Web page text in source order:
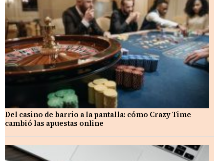
Del casino de barrio a la pantalla: cómo Crazy Time
cambió las apuestas online